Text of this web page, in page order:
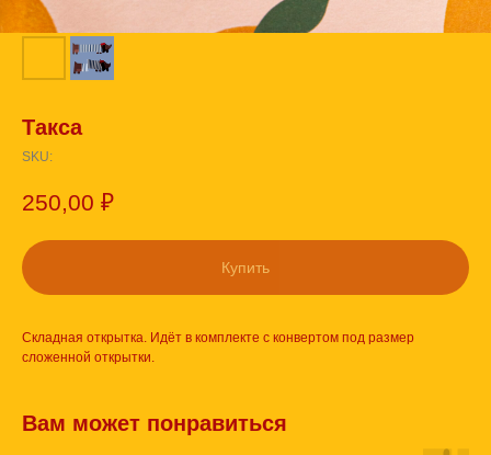
Такса
SKU:
250,00 ₽
Купить
Складная открытка. Идёт в комплекте с конвертом под размер
сложенной открытки.
Вам может понравиться